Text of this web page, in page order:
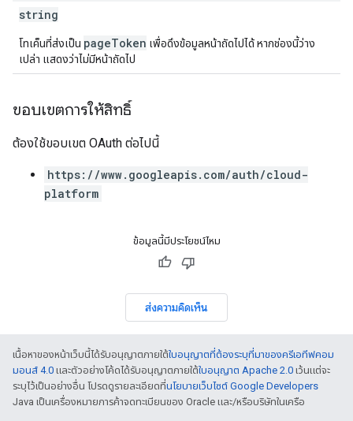
string
โทเค็นที่ส่งเป็น pageToken เพื่อดึงข้อมูลหน้าถัดไปได้ หากช่องนี้ว่าง
เปล่า แสดงว่าไม่มีหน้าถัดไป
ขอบเขตการให้สิทธิ์
ต้องใช้ขอบเขต OAuth ต่อไปนี้
https://www.googleapis.com/auth/cloud-
platform
ข้อมูลนี้มีประโยชน์ไหม
ส่งความคิดเห็น
เนื้อหาของหน้าเว็บนี้ได้รับอนุญาตภายใต้ใบอนุญาตที่ต้องระบุที่มาของครีเอทีฟคอม
มอนส์ 4.0 และตัวอย่างโค้ดได้รับอนุญาตภายใต้ใบอนุญาต Apache 2.0 เว้นแต่จะ
ระบุไว้เป็นอย่างอื่น โปรดดูรายละเอียดที่นโยบายเว็บไซต์ Google Developers
Java เป็นเครื่องหมายการค้าจดทะเบียนของ Oracle และ/หรือบริษัทในเครือ